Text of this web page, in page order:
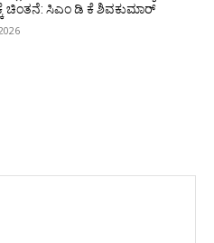
ಚಿಂತನೆ: ಸಿಎಂ ಡಿ ಕೆ ಶಿವಕುಮಾರ್